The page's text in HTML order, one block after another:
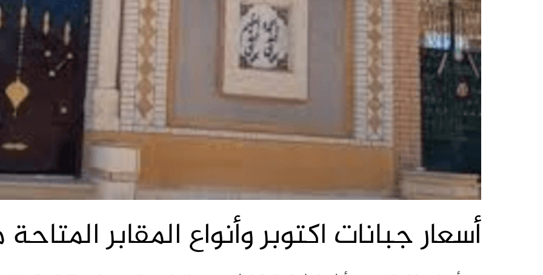
أسعار جبانات اكتوبر وأنواع المقابر